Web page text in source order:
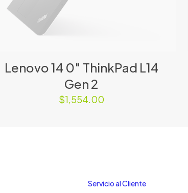
Lenovo 14 0″ ThinkPad L14
Gen 2
$1,554.00
Servicio al Cliente